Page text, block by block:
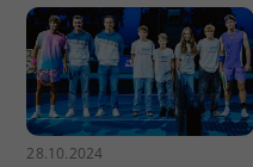
28.10.2024